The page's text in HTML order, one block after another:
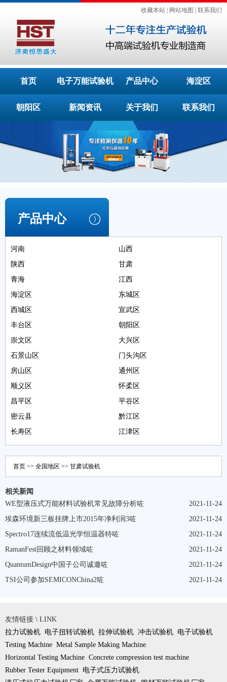
收藏本站 网站地图 联系我们
首页 电子万能试验机 产品中心 海淀区
朝阳区 新闻资讯 关于我们 联系我们
产品中心
河南
山西
陕西
甘肃
青海
江西
海淀区
东城区
西城区
宣武区
丰台区
朝阳区
崇文区
大兴区
石景山区
门头沟区
房山区
通州区
顺义区
怀柔区
昌平区
平谷区
密云县
黔江区
长寿区
江津区
首页 >> 全国地区 >> 甘肃试验机
相关新闻
2021-11-24
WE型液压式万能材料试验机常见故障分析咗
2021-11-24
埃森环境新三板挂牌上市2015年净利润3咗
2021-11-24
Spectro17连续流低温光学恒温器特咗
2021-11-24
RamanFest回顾之材料领域咗
2021-11-24
QuantumDesign中国子公司诚邀咗
2021-11-24
TSI公司参加SEMICONChina2咗
友情链接 \ LINK
拉力试验机 电子扭转试验机 拉伸试验机 冲击试验机 电子试验机
Testing Machine Metal Sample Making Machine
Horizontal Testing Machine Concrete compression test machine
Rubber Tester Equipment 电子式压力试验机